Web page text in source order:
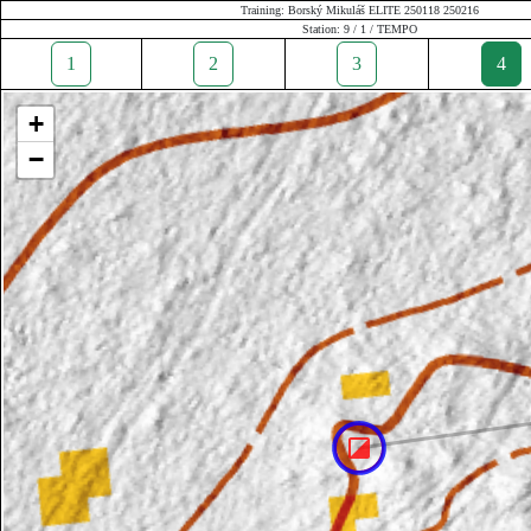
Training: Borský Mikuláš ELITE 250118 250216
Station: 9 / 1 / TEMPO
1 2 3 4
+
−